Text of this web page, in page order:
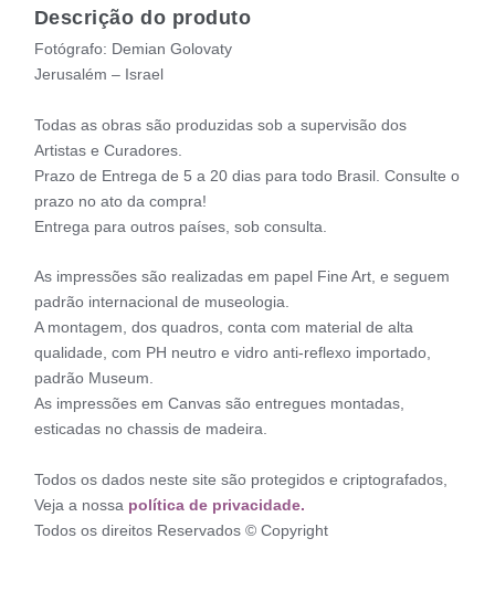
Descrição do produto
Fotógrafo: Demian Golovaty
Jerusalém – Israel
Todas as obras são produzidas sob a supervisão dos
Artistas e Curadores.
Prazo de Entrega de 5 a 20 dias para todo Brasil. Consulte o
prazo no ato da compra!
Entrega para outros países, sob consulta.
As impressões são realizadas em papel Fine Art, e seguem
padrão internacional de museologia.
A montagem, dos quadros, conta com material de alta
qualidade, com PH neutro e vidro anti-reflexo importado,
padrão Museum.
As impressões em Canvas são entregues montadas,
esticadas no chassis de madeira.
Todos os dados neste site são protegidos e criptografados,
Veja a nossa política de privacidade.
Todos os direitos Reservados © Copyright